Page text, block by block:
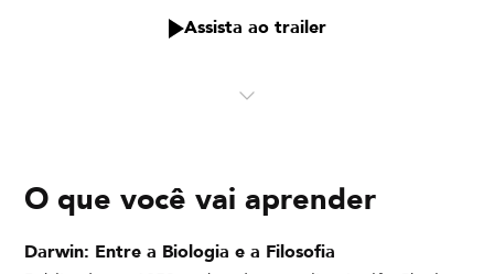
Assista ao trailer
O que você vai aprender
Darwin: Entre a Biologia e a Filosofia